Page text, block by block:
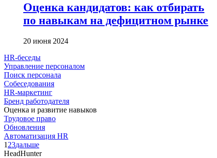
Оценка кандидатов: как отбирать
по навыкам на дефицитном рынке
20 июня 2024
HR-беседы
Управление персоналом
Поиск персонала
Собеседования
HR-маркетинг
Бренд работодателя
Оценка и развитие навыков
Трудовое право
Обновления
Автоматизация HR
1 23дальше
HeadHunter